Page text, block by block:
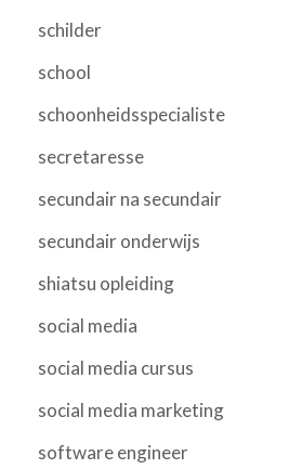
schilder
school
schoonheidsspecialiste
secretaresse
secundair na secundair
secundair onderwijs
shiatsu opleiding
social media
social media cursus
social media marketing
software engineer